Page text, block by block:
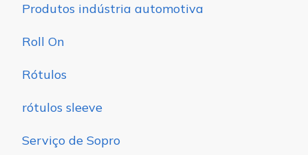
Produtos indústria automotiva
Roll On
Rótulos
rótulos sleeve
Serviço de Sopro